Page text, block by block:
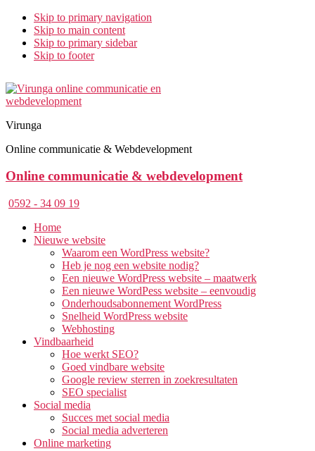
Skip to primary navigation
Skip to main content
Skip to primary sidebar
Skip to footer
Virunga
Online communicatie & Webdevelopment
Online communicatie & webdevelopment
0592 - 34 09 19
Home
Nieuwe website
Waarom een WordPress website?
Heb je nog een website nodig?
Een nieuwe WordPress website – maatwerk
Een nieuwe WordPess website – eenvoudig
Onderhoudsabonnement WordPress
Snelheid WordPress website
Webhosting
Vindbaarheid
Hoe werkt SEO?
Goed vindbare website
Google review sterren in zoekresultaten
SEO specialist
Social media
Succes met social media
Social media adverteren
Online marketing